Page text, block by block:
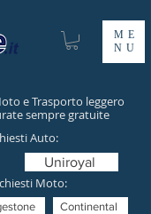
ME
NU
e Trasporto leggero
sempre gratuite
Moto:
Uniroyal
Continental
Auto: